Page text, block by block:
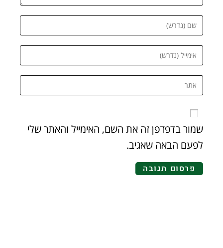
שמור בדפדפן זה את השם, האימייל והאתר שלי
לפעם הבאה שאגיב.